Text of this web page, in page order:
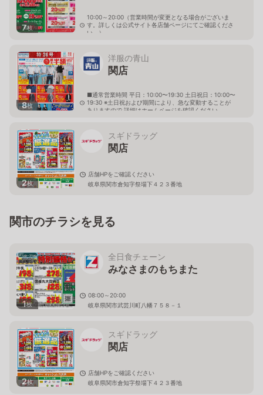
7枚
10:00～20:00（営業時間が変更となる場合がございま
す。詳しくは公式サイト各店舗ページにてご確認くださ
い。）
8枚
洋服の青山
関店
■通常営業時間 平日：10:00〜19:30 土日祝日：10:00〜
19:30 ※土日祝および期間により、急な変動することが
ありますので 詳細はホームページを確認ください
2枚
スギドラッグ
関店
店舗HPをご確認ください
岐阜県関市倉知字祭場下４２３番地
関市のチラシを見る
1枚
全日食チェーン
みなさまのもちまた
08:00～20:00
岐阜県関市武芸川町八幡７５８－１
2枚
スギドラッグ
関店
店舗HPをご確認ください
岐阜県関市倉知字祭場下４２３番地